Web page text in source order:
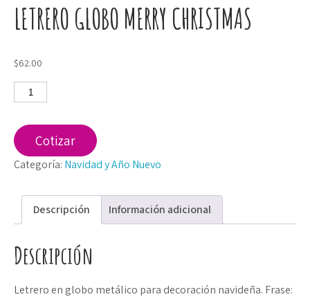
LETRERO GLOBO MERRY CHRISTMAS
$62.00
Letrero
Globo
Merry
Christmas
cantidad
Cotizar
Categoría: Navidad y Año Nuevo
Descripción Información adicional
Descripción
Letrero en globo metálico para decoración navideña. Frase: